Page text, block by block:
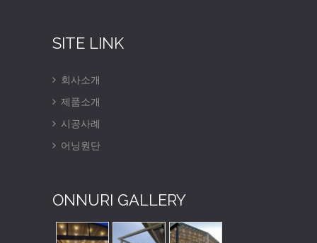
SITE LINK
회사소개
제품소개
시공사례
어닝원단
ONNURI GALLERY